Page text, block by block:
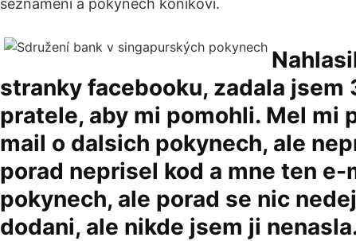
seznámení a pokynech koníkovi.
stranky facebooku, zadala jsem
pratele, aby mi pomohli. Mel mi
mail o dalsich pokynech, ale
porad neprisel kod a mne ten e-
pokynech, ale porad se nic
dodani, ale nikde jsem ji